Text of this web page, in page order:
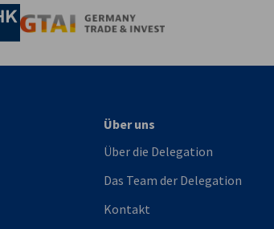
Handelskammer
AHK.de
Über uns
Über die Delegation
Das Team der Delegation
Kontakt